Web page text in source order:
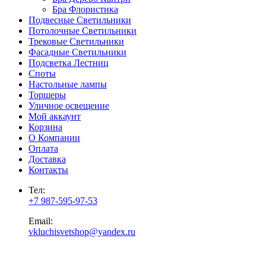
Бра Флористика
Подвесные Светильники
Потолочные Светильники
Трековые Светильники
Фасадные Светильники
Подсветка Лестниц
Споты
Настольные лампы
Торшеры
Уличное освещение
Мой аккаунт
Корзина
О Компании
Оплата
Доставка
Контакты
Тел:
+7 987-595-97-53
Email:
vkluchisvetshop@yandex.ru